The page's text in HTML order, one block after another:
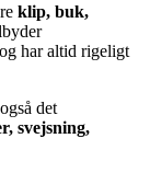
klip, buk,
har altid rigeligt
det
svejsning,